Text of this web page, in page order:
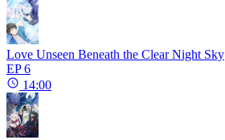
Love Unseen Beneath the Clear Night Sky
EP 6
14:00